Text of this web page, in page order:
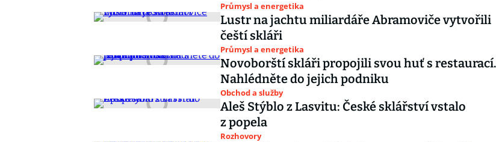
Průmysl a energetika
Lustr na jachtu miliardáře Abramoviče vytvořili
čeští skláři
Průmysl a energetika
Novoborští skláři propojili svou huť s restaurací.
Nahlédněte do jejich podniku
Obchod a služby
Aleš Stýblo z Lasvitu: České sklářství vstalo
z popela
Rozhovory